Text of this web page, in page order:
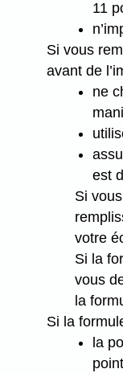
11
Si vous
avant de
ne
est
Si
votre
Si la
vous
la
Si la
la